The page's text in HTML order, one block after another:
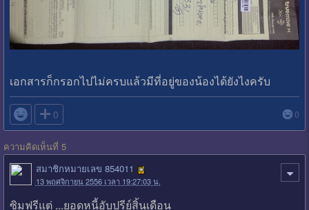
เอกสารก็กรอกไปไม่ครบแล้วมีที่อยู่ของน้องได้ยังไงครับ
 0 0
ความคิดเห็นที่ 5
สมาชิกหมายเลข 854011
13 พฤศจิกายน 2556 เวลา 19:27:03 น.
ซิมฟรีแต่ ...ยอดหนี้อับปรีย์สิ้นเดือน